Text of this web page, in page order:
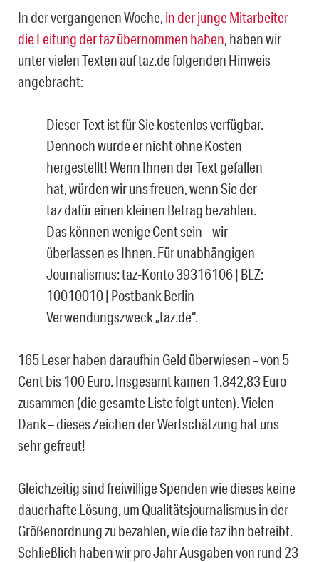
In der vergangenen Woche, in der junge Mitarbeiter
die Leitung der taz übernommen haben, haben wir
unter vielen Texten auf taz.de folgenden Hinweis
angebracht:
Dieser Text ist für Sie kostenlos verfügbar.
Dennoch wurde er nicht ohne Kosten
hergestellt! Wenn Ihnen der Text gefallen
hat, würden wir uns freuen, wenn Sie der
taz dafür einen kleinen Betrag bezahlen.
Das können wenige Cent sein – wir
überlassen es Ihnen. Für unabhängigen
Journalismus: taz-Konto 39316106 | BLZ:
10010010 | Postbank Berlin –
Verwendungszweck „taz.de“.
165 Leser haben daraufhin Geld überwiesen – von 5
Cent bis 100 Euro. Insgesamt kamen 1.842,83 Euro
zusammen (die gesamte Liste folgt unten). Vielen
Dank – dieses Zeichen der Wertschätzung hat uns
sehr gefreut!
Gleichzeitig sind freiwillige Spenden wie dieses keine
dauerhafte Lösung, um Qualitätsjournalismus in der
Größenordnung zu bezahlen, wie die taz ihn betreibt.
Schließlich haben wir pro Jahr Ausgaben von rund 23